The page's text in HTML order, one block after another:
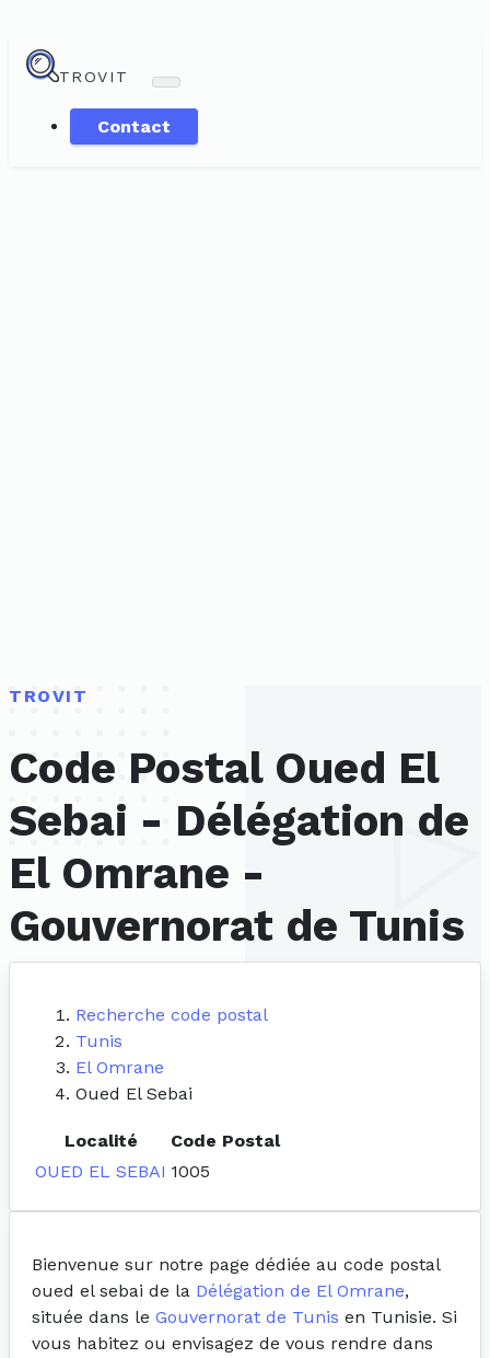
TROVIT
Contact
TROVIT
Code Postal Oued El
Sebai - Délégation de
El Omrane -
Gouvernorat de Tunis
Recherche code postal
Tunis
El Omrane
Oued El Sebai
Localité
Code Postal
OUED EL SEBAI 1005
Bienvenue sur notre page dédiée au code postal
oued el sebai de la Délégation de El Omrane,
située dans le Gouvernorat de Tunis en Tunisie. Si
vous habitez ou envisagez de vous rendre dans